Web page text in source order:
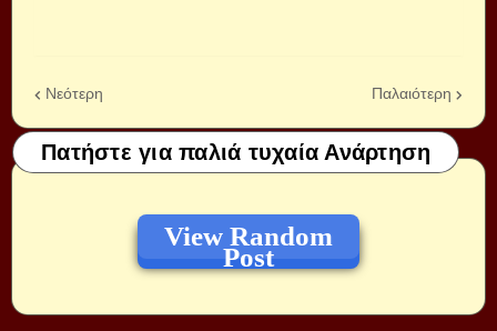
Νεότερη Παλαιότερη
Πατήστε για παλιά τυχαία Ανάρτηση
View Random
Post